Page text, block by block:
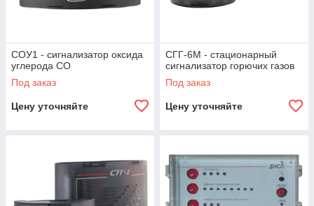
СОУ1 - сигнализатор оксида
углерода СО
Под заказ
Цену уточняйте
СГГ-6М - стационарный
сигнализатор горючих газов
Под заказ
Цену уточняйте